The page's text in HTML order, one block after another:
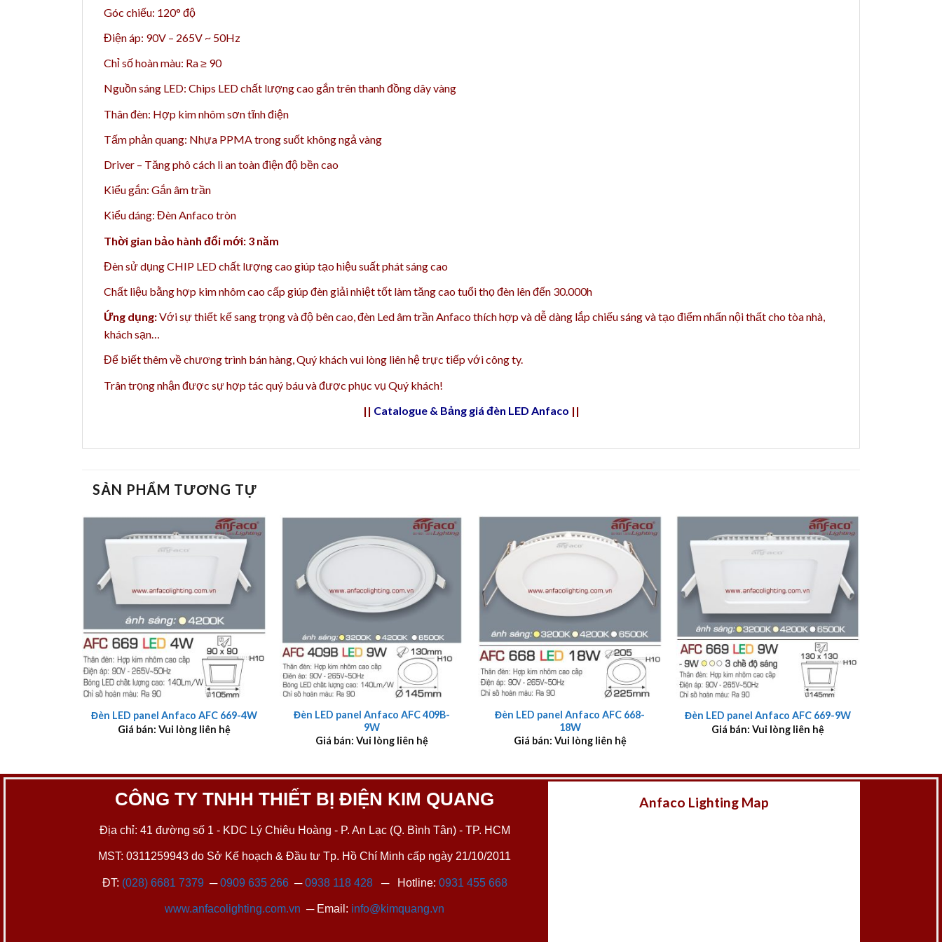
Góc chiếu: 120° độ
Điện áp: 90V – 265V ~ 50Hz
Chỉ số hoàn màu: Ra ≥ 90
Nguồn sáng LED: Chips LED chất lượng cao gắn trên thanh đồng dây vàng
Thân đèn: Hợp kim nhôm sơn tĩnh điện
Tấm phản quang: Nhựa PPMA trong suốt không ngả vàng
Driver – Tăng phô cách li an toàn điện độ bền cao
Kiểu gắn: Gắn âm trần
Kiểu dáng: Đèn Anfaco tròn
Thời gian bảo hành đổi mới: 3 năm
Đèn sử dụng CHIP LED chất lượng cao giúp tạo hiệu suất phát sáng cao
Chất liệu bằng hợp kim nhôm cao cấp giúp đèn giải nhiệt tốt làm tăng cao tuổi thọ đèn lên đến 30.000h
Ứng dụng:Với sự thiết kế sang trọng và độ bên cao, đèn Led âm trần Anfaco thích hợp và dễ dàng lắp chiếu sáng và tạo điểm nhấn nội thất cho tòa nhà,
khách sạn…
Để biết thêm về chương trình bán hàng,Quý khách vui lòng liên hệ trực tiếp với công ty.
Trân trọng nhận được sự hợp tác quý báu và được phục vụ Quý khách!
|| Catalogue & Bảng giá đèn LED Anfaco ||
SẢN PHẨM TƯƠNG TỰ
+
Đèn LED panel Anfaco AFC 669-4W
Giá bán: Vui lòng liên hệ
+
Đèn LED panel Anfaco AFC 409B-
9W
Giá bán: Vui lòng liên hệ
+
Đèn LED panel Anfaco AFC 668-
18W
Giá bán: Vui lòng liên hệ
+
Đèn LED panel Anfaco AFC 669-9W
Giá bán: Vui lòng liên hệ
CÔNG TY TNHH THIẾT BỊ ĐIỆN KIM QUANG
Địa chỉ: 41 đường số 1 - KDC Lý Chiêu Hoàng - P. An Lạc (Q. Bình Tân) - TP. HCM
MST: 0311259943 do Sở Kế hoạch & Đầu tư Tp. Hồ Chí Minh cấp ngày 21/10/2011
ĐT: (028) 6681 7379 ─0909 635 266─0938 118 428─ Hotline: 0931 455 668
www.anfacolighting.com.vn ─ Email: info@kimquang.vn
Anfaco Lighting Map